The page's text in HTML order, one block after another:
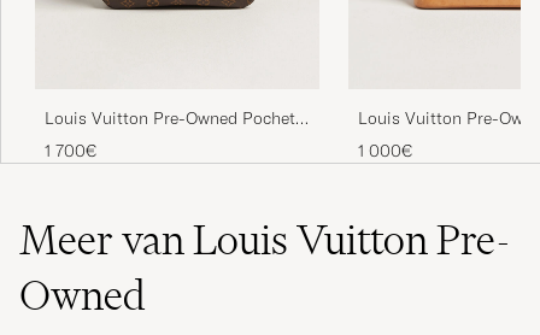
Louis Vuitton Pre-Owned Pochette
Métis Monogram
1 700€
Louis Vuitton Pre-
Bag PM Monogram
1 000€
Meer van Louis Vuitton Pre-
Owned